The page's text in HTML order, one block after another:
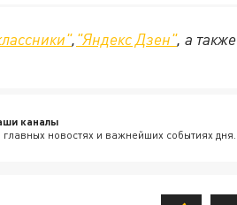
,"Яндекс Дзен", а также
каналы
новостях и важнейших событиях дня.